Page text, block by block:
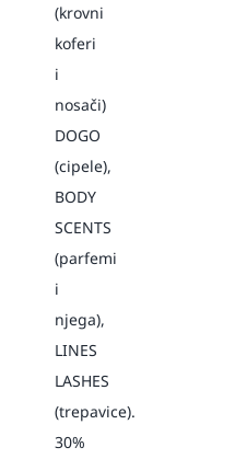
(krovni
koferi
i
nosači)
DOGO
(cipele),
BODY
SCENTS
(parfemi
i
njega),
LINES
LASHES
(trepavice).
30%